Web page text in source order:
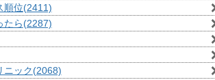
順位(2411)
たら(2287)
ニック(2068)